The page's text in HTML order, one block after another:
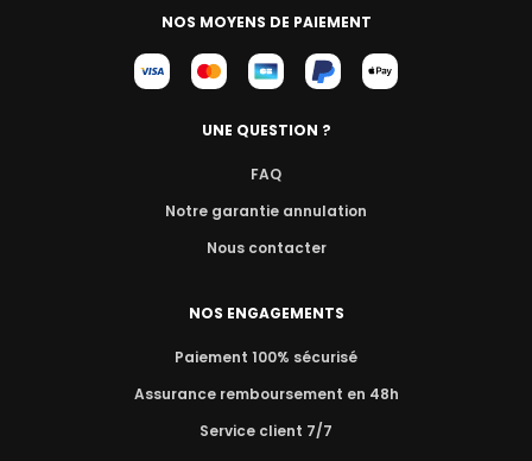
NOS MOYENS DE PAIEMENT
UNE QUESTION ?
FAQ
Notre garantie annulation
Nous contacter
NOS ENGAGEMENTS
Paiement 100% sécurisé
Assurance remboursement en 48h
Service client 7/7